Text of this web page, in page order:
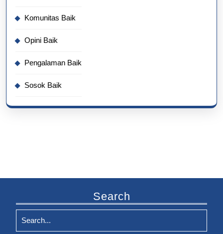
Komunitas Baik
Opini Baik
Pengalaman Baik
Sosok Baik
Search